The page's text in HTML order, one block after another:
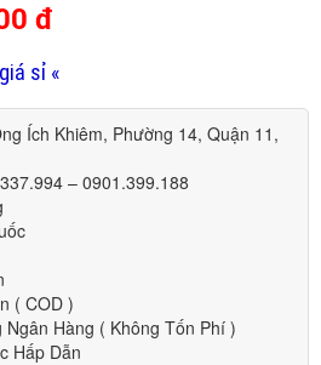
đ
sỉ «
Ích Khiêm, Phường 14, Quận 11,
– 0901.399.188
( COD )
Hàng ( Không Tốn Phí )
Hấp Dẫn